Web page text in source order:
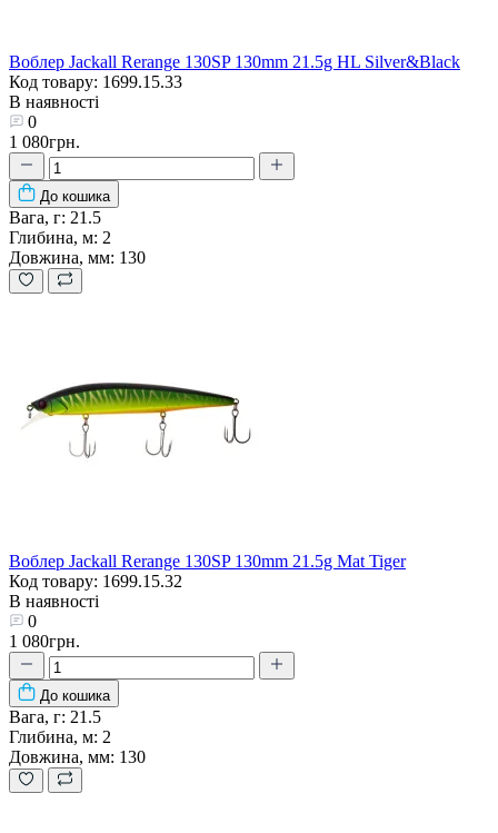
Воблер Jackall Rerange 130SP 130mm 21.5g HL Silver&Black
Код товару: 1699.15.33
В наявності
0
1 080грн.
До кошика
Вага, г: 21.5
Глибина, м: 2
Довжина, мм: 130
Воблер Jackall Rerange 130SP 130mm 21.5g Mat Tiger
Код товару: 1699.15.32
В наявності
0
1 080грн.
До кошика
Вага, г: 21.5
Глибина, м: 2
Довжина, мм: 130